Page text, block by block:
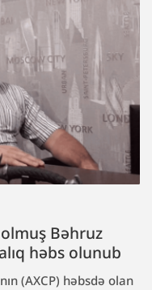
Bəhruz
həbs olunub
(AXCP) həbsdə olan